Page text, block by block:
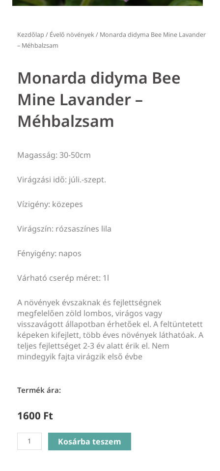
Kezdőlap / Évelő növények/ Monarda didyma Bee Mine Lavander
– Méhbalzsam
Monarda didyma Bee
Mine Lavander –
Méhbalzsam
Magasság: 30-50cm
Virágzási idő: júli.-szept.
Vízigény: közepes
Virágszín: rózsaszínes lila
Fényigény: napos
Várható cserép méret: 1l
A növények évszaknak és fejlettségnek
megfelelően zöld lombos, virágos vagy
visszavágott állapotban érhetőek el. A feltüntetett
képeken kifejlett, több éves növények láthatóak. A
teljes fejlettséget 2-3 év alatt érik el. Nem
mindegyik fajta virágzik első évbe
Termék ára:
1600 Ft
Monarda
didyma
Kosárba teszem